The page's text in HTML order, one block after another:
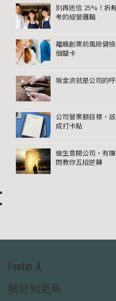
別再迷信 25%！拆
考的經營邏輯
離職創業前風險健
個關卡
現金流就是公司的
公司營業額目標，
成打卡點
做生意開公司，有
問教你五招逆轉
Footer A
關於知更鳥